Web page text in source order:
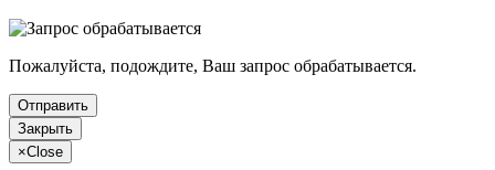
Пожалуйста, подождите, Ваш запрос обрабатывается.
Отправить
Закрыть
×Close